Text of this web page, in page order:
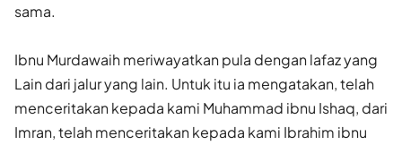
sama.
Ibnu Murdawaih meriwayatkan pula dengan lafaz yang
Lain dari jalur yang lain. Untuk itu ia mengatakan, telah
menceritakan kepada kami Muhammad ibnu Ishaq, dari
Imran, telah menceritakan kepada kami Ibrahim ibnu